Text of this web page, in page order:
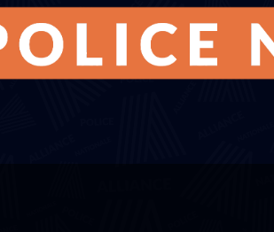
Région Grand Est